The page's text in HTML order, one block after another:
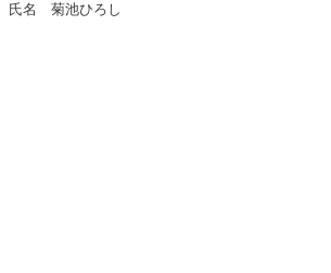
氏名 菊池ひろし